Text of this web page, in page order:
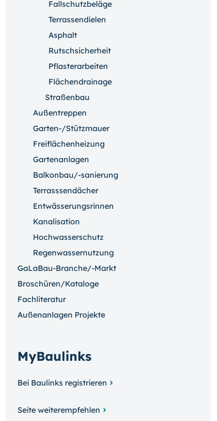
Fallschutzbeläge
Terrassendielen
Asphalt
Rutschsicherheit
Pflasterarbeiten
Flächendrainage
Straßenbau
Außentreppen
Garten-/Stützmauer
Freiflächenheizung
Gartenanlagen
Balkonbau/-sanierung
Terrasssendächer
Entwässerungsrinnen
Kanalisation
Hochwasserschutz
Regenwassernutzung
GaLaBau-Branche/-Markt
Broschüren/Kataloge
Fachliteratur
Außenanlagen Projekte
MyBaulinks
Bei Baulinks registrieren
Seite weiterempfehlen